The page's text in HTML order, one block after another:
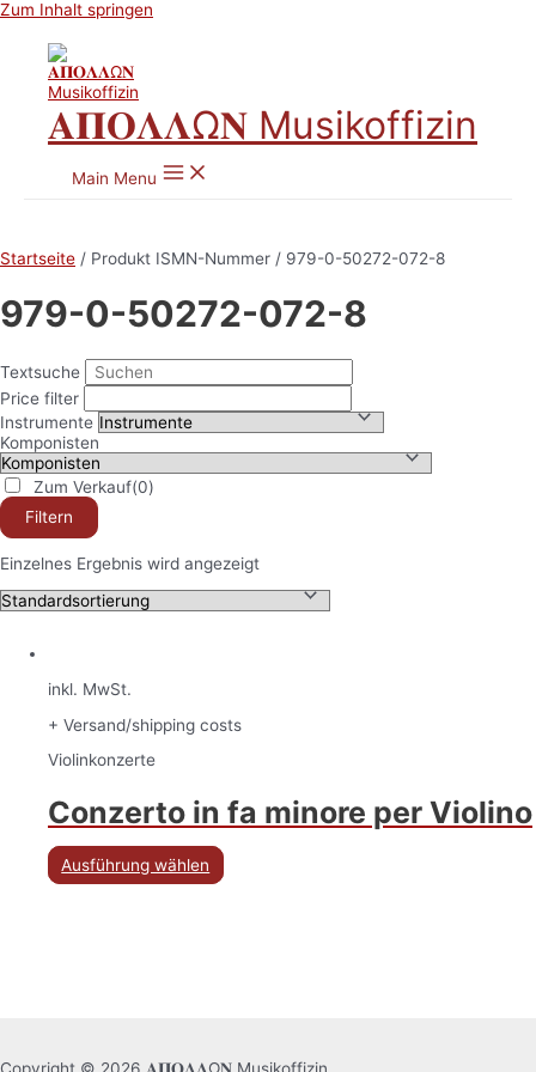
Zum Inhalt springen
𝚨𝚷𝚶𝚲𝚲Ω𝚴 Musikoffizin
Main Menu
Startseite / Produkt ISMN-Nummer / 979-0-50272-072-8
979-0-50272-072-8
Textsuche
Price filter
Instrumente
Komponisten
Zum Verkauf(0)
Filtern
Einzelnes Ergebnis wird angezeigt
inkl. MwSt.
+ Versand/shipping costs
Violinkonzerte
Conzerto in fa minore per Violino
Ausführung wählen
Copyright © 2026 𝚨𝚷𝚶𝚲𝚲Ω𝚴 Musikoffizin